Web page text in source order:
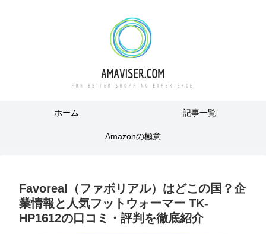
ホーム 記事一覧
Amazonの極意
Favoreal（ファボリアル）はどこの国？企
業情報と人気フットウォーマー TK-
HP1612の口コミ・評判を徹底紹介